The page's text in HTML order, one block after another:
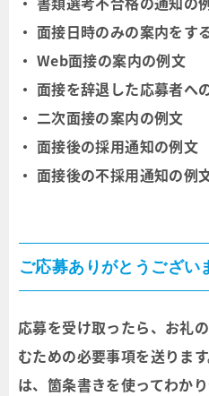
・ 面接日時のみの案内をす
・ Web面接の案内の例文
・ 面接を辞退した応募者へ
・ 二次面接の案内の例文
・ 面接後の採用通知の例文
・ 面接後の不採用通知の例
ご応募ありがとうござい
応募を受け取ったら、お礼
むための必要事項を送りま
は、箇条書きを使ってわか